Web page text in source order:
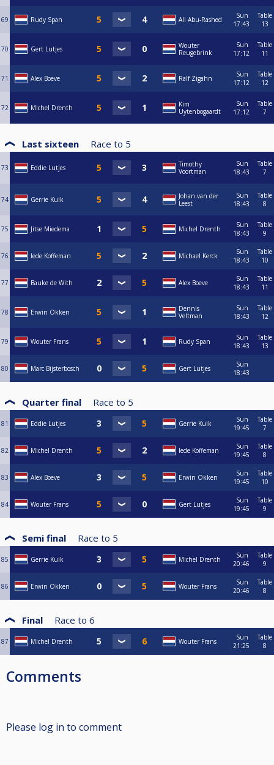
69 Rudy Span Ali Abu-Rashed
Sun
17:43
Table
13
70 Gert Lutjes
Wouter
Reugebrink
Sun
17:12
Table
11
71 Alex Boeve Ralf Zigahn
Sun
17:12
Table
12
72 Michel Drenth
Kim
Uytenbogaardt
Sun
17:12
Table
7
Last sixteen Race to 5
73 Eddie Lutjes
Timothy
Voortman
Sun
18:43
Table
7
74 Gerrie Kuik
Johan van der
Leest
Sun
18:43
Table
8
75 Jitse Miedema Michel Drenth
Sun
18:43
Table
9
76 Iede Koffeman Michael Kerck
Sun
18:43
Table
10
77 Bauke de With Alex Boeve
Sun
18:43
Table
11
78 Erwin Okken
Dennis
Veltman
Sun
18:43
Table
12
79 Wouter Frans Rudy Span
Sun
18:43
Table
13
80 Marc Bijsterbosch Gert Lutjes
Sun
18:43
Quarter final Race to 5
81 Eddie Lutjes Gerrie Kuik
Sun
19:45
Table
7
82 Michel Drenth Iede Koffeman
Sun
19:45
Table
8
83 Alex Boeve Erwin Okken
Sun
19:45
Table
10
84 Wouter Frans Gert Lutjes
Sun
19:45
Table
9
Semi final Race to 5
85 Gerrie Kuik Michel Drenth
Sun
20:46
Table
9
86 Erwin Okken Wouter Frans
Sun
20:46
Table
8
Final Race to 6
87 Michel Drenth Wouter Frans
Sun
21:25
Table
8
Comments
Please log in to comment